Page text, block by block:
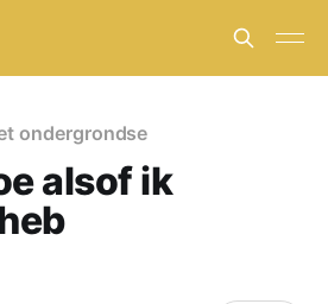
ondergrondse
alsof ik